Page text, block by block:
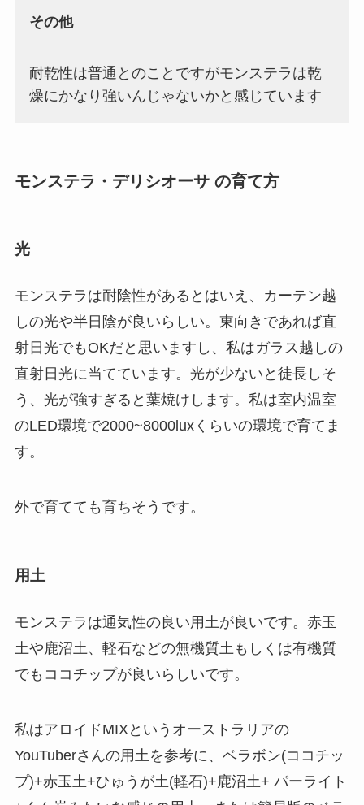
その他
耐乾性は普通とのことですがモンステラは乾
燥にかなり強いんじゃないかと感じています
モンステラ・デリシオーサ の育て方
光
モンステラは耐陰性があるとはいえ、カーテン越
しの光や半日陰が良いらしい。東向きであれば直
射日光でもOKだと思いますし、私はガラス越しの
直射日光に当てています。光が少ないと徒長しそ
う、光が強すぎると葉焼けします。私は室内温室
のLED環境で2000~8000luxくらいの環境で育てま
す。
外で育てても育ちそうです。
用土
モンステラは通気性の良い用土が良いです。赤玉
土や鹿沼土、軽石などの無機質土もしくは有機質
でもココチップが良いらしいです。
私はアロイドMIXというオーストラリアの
YouTuberさんの用土を参考に、ベラボン(ココチッ
プ)+赤玉土+ひゅうが土(軽石)+鹿沼土+ パーライト